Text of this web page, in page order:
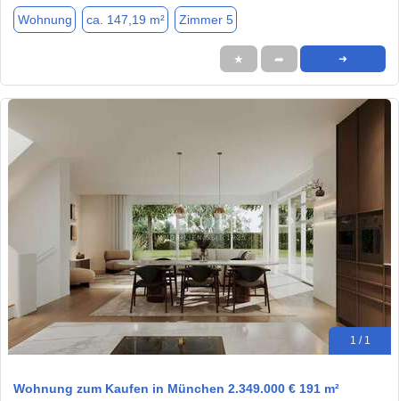
Wohnung ca. 147,19 m² Zimmer 5
★ ➦ ➜
1 / 1
Wohnung zum Kaufen in München 2.349.000 € 191 m²